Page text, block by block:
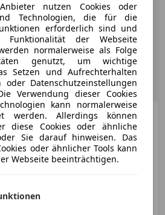
Volkswagen Crafter
Crafter 35 HR-Kombi Edition MR
TDI Edition
nutzen Cookies oder
Technologien, die für die
erforderlich sind und
Funktionalität der Webseite
normalerweise als Folge
genutzt, um wichtige
Setzen und Aufrechterhalten
oder Datenschutzeinstellungen
Verwendung dieser Cookies
kann normalerweise
werden. Allerdings können
diese Cookies oder ähnliche
Sie darauf hinweisen. Das
oder ähnlicher Tools kann
Webseite beeinträchtigen.